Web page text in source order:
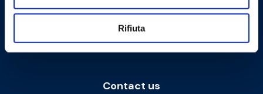
Rifiuta
Cookie Policy Privacy Policy
Contact us